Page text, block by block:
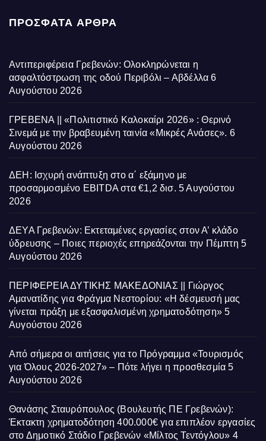
ΠΡΌΣΦΑΤΑ ΆΡΘΡΑ
Αντιπεριφέρεια Γρεβενών: Ολοκληρώνεται η
ασφαλτόστρωση της οδού Περιβόλι – Αβδέλλα 6
Αυγούστου 2026
ΓΡΕΒΕΝΑ || «Πολιτιστικό Καλοκαίρι 2026» : Θερινό
Σινεμά με την βραβευμένη ταινία «Μικρές Ανάσες». 6
Αυγούστου 2026
ΔΕΗ: Ισχυρή ανάπτυξη στο α΄ εξάμηνο με
προσαρμοσμένο EBITDA στα €1,2 δισ. 5 Αυγούστου
2026
ΔΕΥΑ Γρεβενών: Εκτεταμένες εργασίες στον Α’ κλάδο
ύδρευσης – Ποιες περιοχές επηρεάζονται την Πέμπτη 5
Αυγούστου 2026
ΠΕΡΙΦΕΡΕΙΑ ΔΥΤΙΚΗΣ ΜΑΚΕΔΟΝΙΑΣ || Γιώργος
Αμανατίδης για Φράγμα Νεστορίου: «Η δέσμευσή μας
γίνεται πράξη με εξασφαλισμένη χρηματοδότηση» 5
Αυγούστου 2026
Από σήμερα οι αιτήσεις για το Πρόγραμμα «Τουρισμός
για Όλους 2026-2027» – Πότε λήγει η προσθεσμία 5
Αυγούστου 2026
Θανάσης Σταυρόπουλος (Βουλευτής ΠΕ Γρεβενών):
Έκτακτη χρηματοδότηση 400.000€ για επιπλέον εργασίες
στο Δημοτικό Στάδιο Γρεβενών «Μίλτος Τεντόγλου» 4